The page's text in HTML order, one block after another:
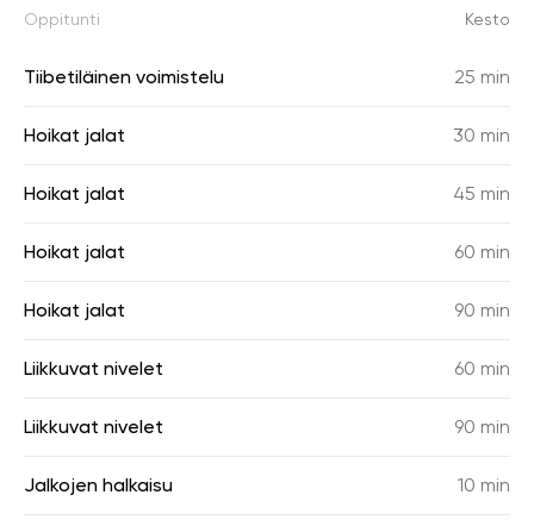
Oppitunti Kesto
Tiibetiläinen voimistelu 25 min
Hoikat jalat 30 min
Hoikat jalat 45 min
Hoikat jalat 60 min
Hoikat jalat 90 min
Liikkuvat nivelet 60 min
Liikkuvat nivelet 90 min
Jalkojen halkaisu 10 min